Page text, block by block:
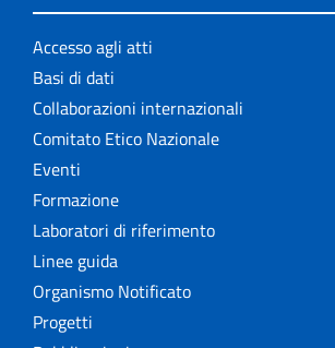
Accesso agli atti
Basi di dati
Collaborazioni internazionali
Comitato Etico Nazionale
Eventi
Formazione
Laboratori di riferimento
Linee guida
Organismo Notificato
Progetti